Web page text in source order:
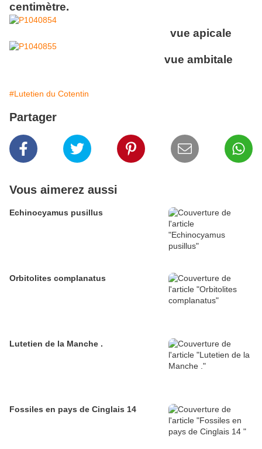
centimètre.
vue apicale
vue ambitale
#Lutetien du Cotentin
Partager
Vous aimerez aussi
Echinocyamus pusillus
Orbitolites complanatus
Lutetien de la Manche .
Fossiles en pays de Cinglais 14